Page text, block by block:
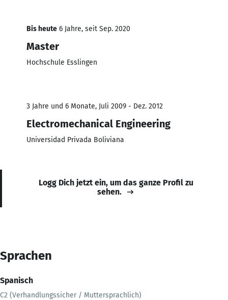
Bis heute 6 Jahre, seit Sep. 2020
Master
Hochschule Esslingen
3 Jahre und 6 Monate, Juli 2009 - Dez. 2012
Electromechanical Engineering
Universidad Privada Boliviana
Logg Dich jetzt ein, um das ganze Profil zu
sehen.
Sprachen
Spanisch
C2 (Verhandlungssicher / Muttersprachlich)